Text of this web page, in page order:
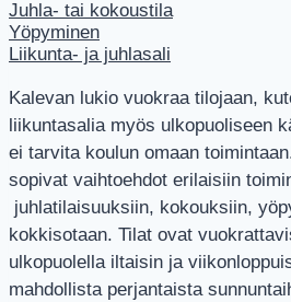
Juhla- tai kokoustila
Yöpyminen
Liikunta- ja juhlasali
Kalevan lukio vuokraa tilojaan,
liikuntasalia myös ulkopuoliseen
ei tarvita koulun omaan
sopivat vaihtoehdot erilaisiin
juhlatilaisuuksiin, kokouksiin,
kokkisotaan. Tilat ovat
ulkopuolella iltaisin ja
mahdollista perjantaista